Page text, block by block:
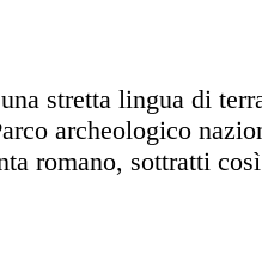
stretta lingua di
archeologico
romano, sottratti